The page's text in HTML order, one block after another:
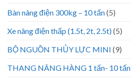
Bàn nâng điện 300kg – 10 tấn(5)
Xe nâng điện thấp (1.5t, 2t, 2.5t)(5)
BỘ NGUỒN THỦY LỰC MINI (9)
THANG NÂNG HÀNG 1 tấn- 10 tấn